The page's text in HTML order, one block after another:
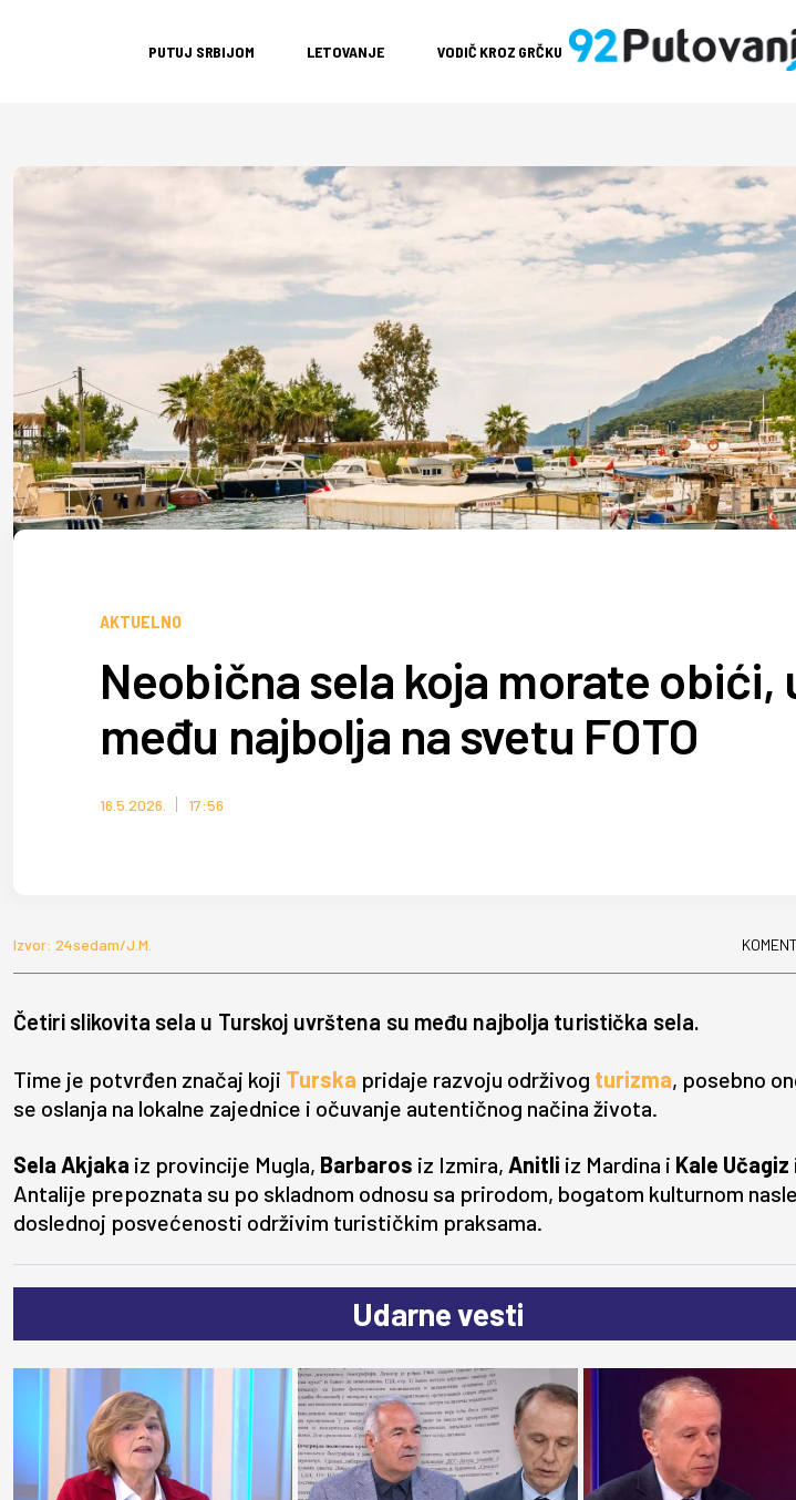
PUTUJ SRBIJOM LETOVANJE VODIČ KROZ GRČKU
AKTUELNO
Neobična sela koja morate obići,
među najbolja na svetu FOTO
16.5.2026. 17:56
Izvor: 24sedam/J.M.
Četiri slikovita sela u Turskoj uvrštena su među najbolja turistička sela.
Time je potvrđen značaj koji Turska pridaje razvoju održivog turizma, posebno
se oslanja na lokalne zajednice i očuvanje autentičnog načina života.
Sela Akjaka iz provincije Mugla, Barbaros iz Izmira, Anitli iz Mardina i Kale Učagiz
Antalije prepoznata su po skladnom odnosu sa prirodom, bogatom kulturnom
doslednoj posvećenosti održivim turističkim praksama.
Udarne vesti